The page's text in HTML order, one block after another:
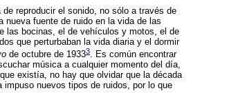
reproducir el sonido, no sólo a través de
fuente de ruido en la vida de las
las bocinas, el de vehículos y motos, el de
que perturbaban la vida diaria y el dormir
de octubre de 19333
. Es común encontrar
música a cualquier momento del día,
existía, no hay que olvidar que la década
nuevos tipos de ruidos, por lo que